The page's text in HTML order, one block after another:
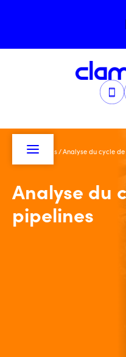
Accueil/ Blogs/Analyse du cycle
Analyse du
pipelines